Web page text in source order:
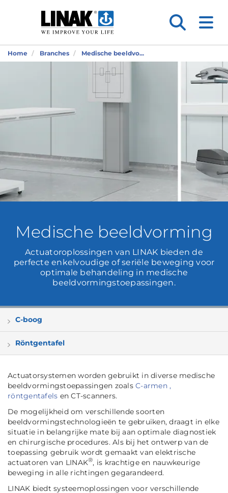
Home Branches Medische beeldvo...
Medische beeldvorming
Actuatoroplossingen van LINAK bieden de
perfecte enkelvoudige of seriële beweging voor
optimale behandeling in medische
beeldvormingstoepassingen.
C-boog
Röntgentafel
Actuatorsystemen worden gebruikt in diverse medische
beeldvormingstoepassingen zoals C-armen ,
röntgentafels en CT-scanners.
De mogelijkheid om verschillende soorten
beeldvormingstechnologieën te gebruiken, draagt in elke
situatie in belangrijke mate bij aan optimale diagnostiek
en chirurgische procedures. Als bij het ontwerp van de
toepassing gebruik wordt gemaakt van elektrische
actuatoren van LINAK®, is krachtige en nauwkeurige
beweging in alle richtingen gegarandeerd.
LINAK biedt systeemoplossingen voor verschillende